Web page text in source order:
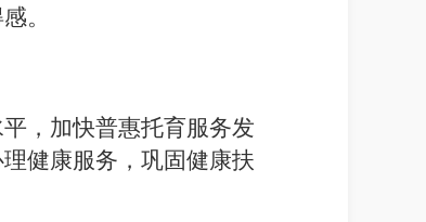
。
，加快普惠托育服务发
健康服务，巩固健康扶